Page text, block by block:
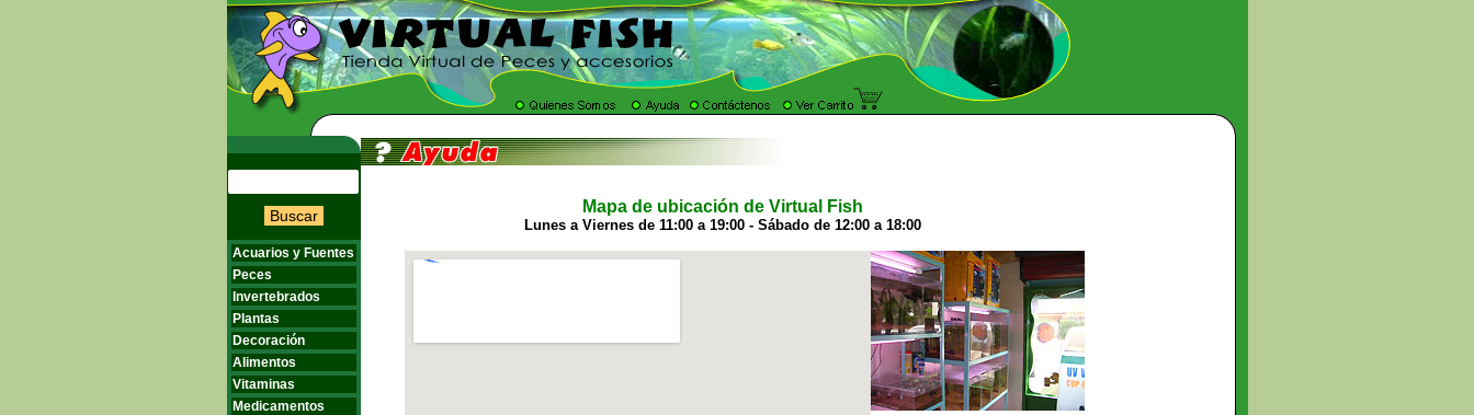
Buscar
Acuarios y Fuentes
Peces
Invertebrados
Plantas
Decoración
Alimentos
Vitaminas
Medicamentos
Mapa de ubicación de Virtual Fish
Lunes a Viernes de 11:00 a 19:00 - Sábado de 12:00 a 18:00